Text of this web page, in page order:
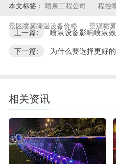
本文标签： 喷泉工程公司 程控
景区喷雾降温设备价格 景观喷
上一篇: 喷泉设备影响喷泉
下一篇: 为什么要选择更好
相关资讯